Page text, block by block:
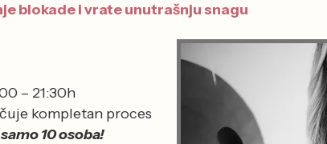
blokade i vrate unutrašnju snagu
– 21:30h
kompletan proces
10 osoba!